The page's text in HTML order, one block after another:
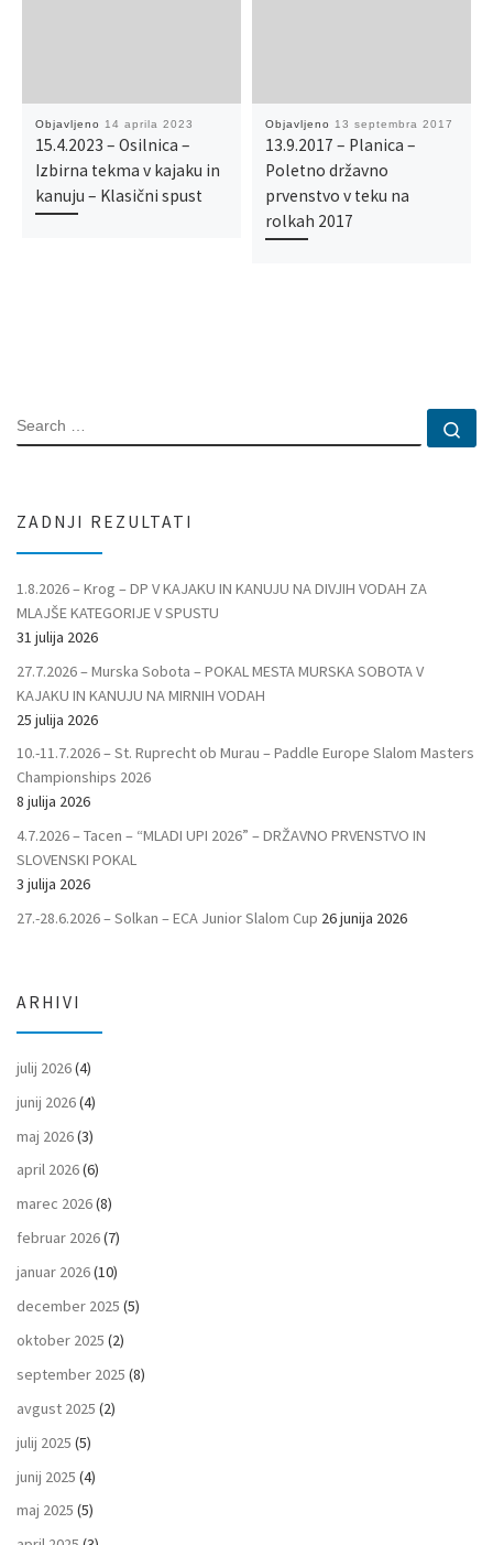
Objavljeno 14 aprila 2023
15.4.2023 – Osilnica –
Izbirna tekma v kajaku in
kanuju – Klasični spust
Objavljeno 13 septembra 2017
13.9.2017 – Planica –
Poletno državno
prvenstvo v teku na
rolkah 2017
SEARCH
ZADNJI REZULTATI
1.8.2026 – Krog – DP V KAJAKU IN KANUJU NA DIVJIH VODAH ZA
MLAJŠE KATEGORIJE V SPUSTU
31 julija 2026
27.7.2026 – Murska Sobota – POKAL MESTA MURSKA SOBOTA V
KAJAKU IN KANUJU NA MIRNIH VODAH
25 julija 2026
10.-11.7.2026 – St. Ruprecht ob Murau – Paddle Europe Slalom Masters
Championships 2026
8 julija 2026
4.7.2026 – Tacen – “MLADI UPI 2026” – DRŽAVNO PRVENSTVO IN
SLOVENSKI POKAL
3 julija 2026
27.-28.6.2026 – Solkan – ECA Junior Slalom Cup 26 junija 2026
ARHIVI
julij 2026(4)
junij 2026(4)
maj 2026(3)
april 2026(6)
marec 2026(8)
februar 2026(7)
januar 2026(10)
december 2025 (5)
oktober 2025 (2)
september 2025 (8)
avgust 2025 (2)
julij 2025 (5)
junij 2025 (4)
maj 2025 (5)